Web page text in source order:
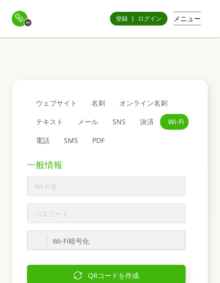
登録 ログイン メニュー
ウェブサイト 名刺
オンライン名刺
テキスト
メール SNS 決済
Wi-Fi
電話
SMS PDF
一般情報
Wi-Fi暗号化
QRコードを作成